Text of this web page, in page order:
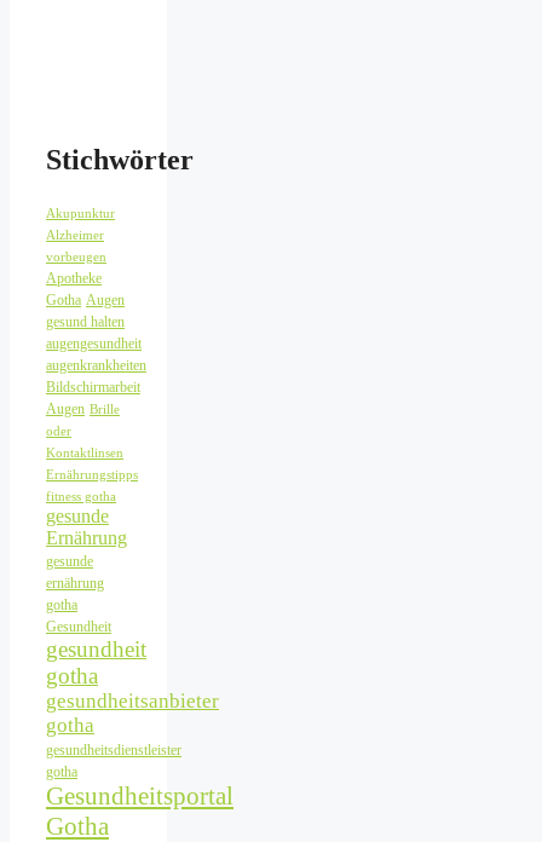
Stichwörter
Akupunktur
Alzheimer
vorbeugen
Apotheke
Gotha Augen
gesund halten
augengesundheit
augenkrankheiten
Bildschirmarbeit
Augen Brille
oder
Kontaktlinsen
Ernährungstipps
fitness gotha
gesunde
Ernährung
gesunde
ernährung
gotha
Gesundheit
gesundheit
gotha
gesundheitsanbieter
gotha
gesundheitsdienstleister
gotha
Gesundheitsportal
Gotha